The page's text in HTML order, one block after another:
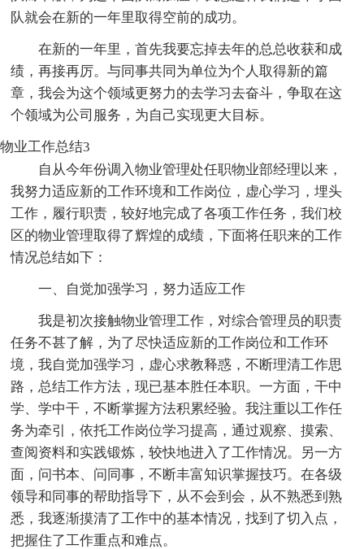
队就会在新的一年里取得空前的成功。
在新的一年里，首先我要忘掉去年的总总收获和成
绩，再接再厉。与同事共同为单位为个人取得新的篇
章，我会为这个领域更努力的去学习去奋斗，争取在这
个领域为公司服务，为自己实现更大目标。
物业工作总结3
自从今年份调入物业管理处任职物业部经理以来，
我努力适应新的工作环境和工作岗位，虚心学习，埋头
工作，履行职责，较好地完成了各项工作任务，我们校
区的物业管理取得了辉煌的成绩，下面将任职来的工作
情况总结如下：
一、自觉加强学习，努力适应工作
我是初次接触物业管理工作，对综合管理员的职责
任务不甚了解，为了尽快适应新的工作岗位和工作环
境，我自觉加强学习，虚心求教释惑，不断理清工作思
路，总结工作方法，现已基本胜任本职。一方面，干中
学、学中干，不断掌握方法积累经验。我注重以工作任
务为牵引，依托工作岗位学习提高，通过观察、摸索、
查阅资料和实践锻炼，较快地进入了工作情况。另一方
面，问书本、问同事，不断丰富知识掌握技巧。在各级
领导和同事的帮助指导下，从不会到会，从不熟悉到熟
悉，我逐渐摸清了工作中的基本情况，找到了切入点，
把握住了工作重点和难点。